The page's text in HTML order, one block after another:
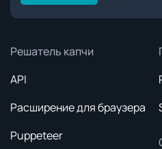
Решатель капчи
API
Расширение для браузера
Puppeteer